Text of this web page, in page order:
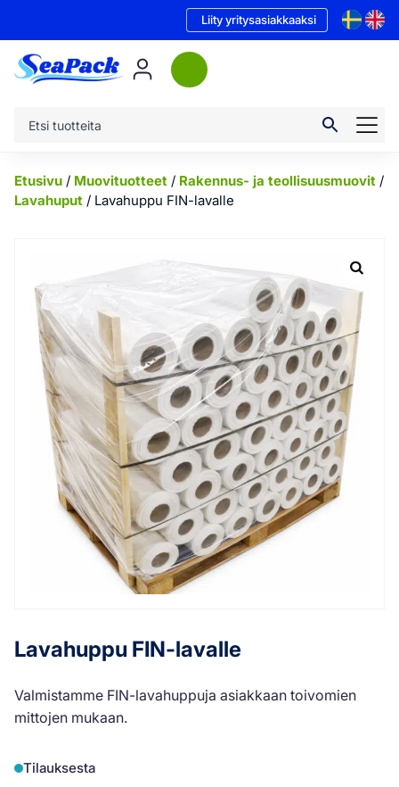
Liity yritysasiakkaaksi
Etusivu / Muovituotteet / Rakennus- ja teollisuusmuovit /
Lavahuput / Lavahuppu FIN-lavalle
Lavahuppu FIN-lavalle
Valmistamme FIN-lavahuppuja asiakkaan toivomien
mittojen mukaan.
Tilauksesta